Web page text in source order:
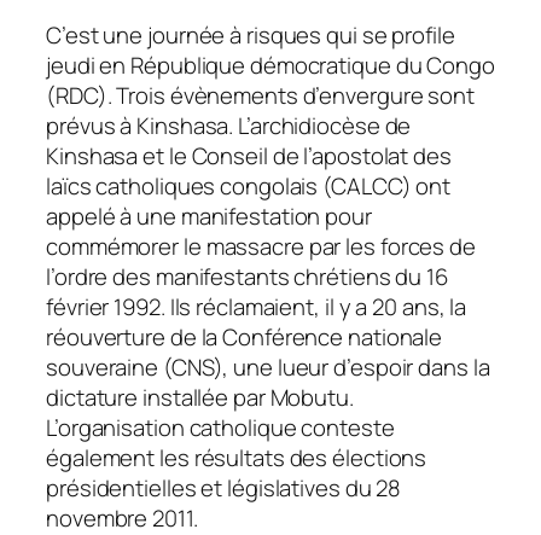
C’est une journée à risques qui se profile
jeudi en République démocratique du Congo
(RDC). Trois évènements d’envergure sont
prévus à Kinshasa. L’archidiocèse de
Kinshasa et le Conseil de l’apostolat des
laïcs catholiques congolais (CALCC) ont
appelé à une manifestation pour
commémorer le massacre par les forces de
l’ordre des manifestants chrétiens du 16
février 1992. Ils réclamaient, il y a 20 ans, la
réouverture de la Conférence nationale
souveraine (CNS), une lueur d’espoir dans la
dictature installée par Mobutu.
L’organisation catholique conteste
également les résultats des élections
présidentielles et législatives du 28
novembre 2011.